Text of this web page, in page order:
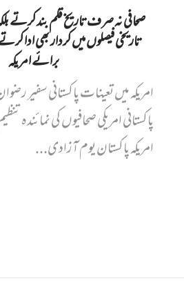
صحافی نہ صرف تاریخ قلم بند کرتے
تاریخی فیصلوں میں کردار بھی ادا
برائے امریکہ
امریکہ میں تعینات پاکستانی سفیر
پاکستانی امریکی صحافیوں کی نمائندہ
امریکہ پاکستان یوم آزادی...